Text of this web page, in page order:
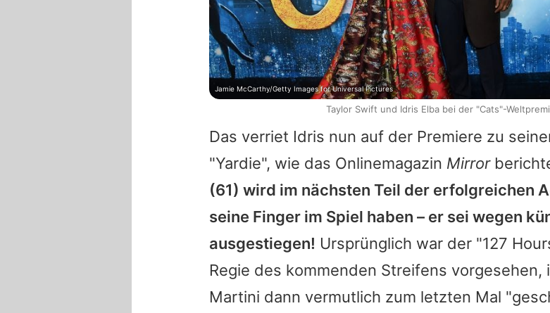
Das verriet Idris nun auf der Premiere zu
"Yardie", wie das Onlinemagazin Mirror
(61) wird im nächsten Teil der erfolgreichen
seine Finger im Spiel haben – er sei wegen
ausgestiegen! Ursprünglich war der "127
Regie des kommenden Streifens vorgesehen,
Martini dann vermutlich zum letzten Mal
Jamie McCarthy/Getty Images for Universal Pictures
Taylor Swift und Idris Elba bei der "Cats"-